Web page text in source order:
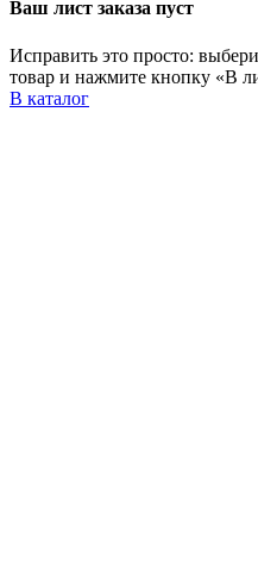
Ваш лист заказа пуст
Исправить это просто:
товар и нажмите кнопку «В
В каталог